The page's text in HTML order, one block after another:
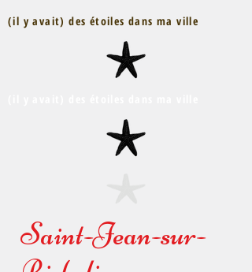
(il y avait) des étoiles dans ma ville
Saint-Jean-sur-